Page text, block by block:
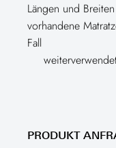
Längen und
vorhandene
Fall
PRODUKT